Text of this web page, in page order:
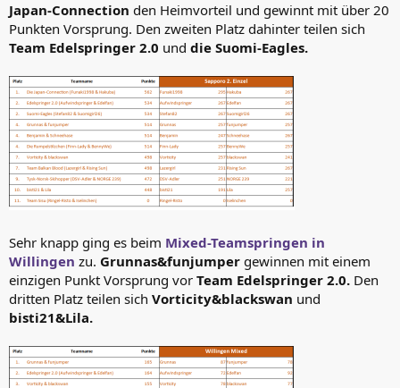
Japan-Connection den Heimvorteil und gewinnt mit über 20
Punkten Vorsprung. Den zweiten Platz dahinter teilen sich
Team Edelspringer 2.0 und die Suomi-Eagles.
Sehr knapp ging es beim Mixed-Teamspringen in
Willingen zu. Grunnas&funjumper gewinnen mit einem
einzigen Punkt Vorsprung vor Team Edelspringer 2.0. Den
dritten Platz teilen sich Vorticity&blackswan und
bisti21&Lila.